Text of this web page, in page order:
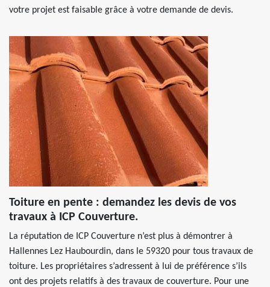
votre projet est faisable grâce à votre demande de devis.
Toiture en pente : demandez les devis de vos
travaux à ICP Couverture.
La réputation de ICP Couverture n’est plus à démontrer à
Hallennes Lez Haubourdin, dans le 59320 pour tous travaux de
toiture. Les propriétaires s’adressent à lui de préférence s’ils
ont des projets relatifs à des travaux de couverture. Pour une